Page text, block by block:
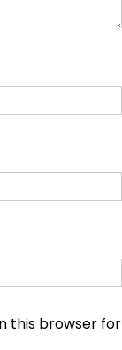
this browser for